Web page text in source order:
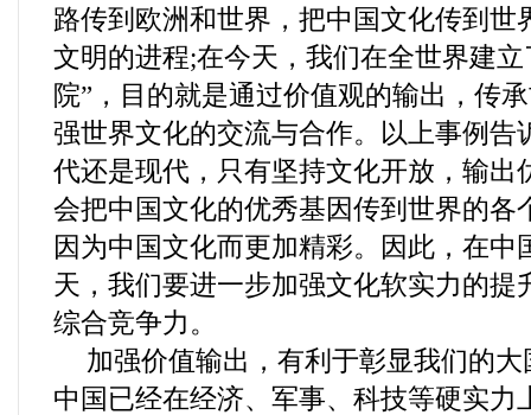
路传到欧洲和世界，把中国文化传到世
文明的进程;在今天，我们在全世界建立
院”，目的就是通过价值观的输出，传
强世界文化的交流与合作。以上事例告
代还是现代，只有坚持文化开放，输出
会把中国文化的优秀基因传到世界的各
因为中国文化而更加精彩。因此，在中
天，我们要进一步加强文化软实力的提
综合竞争力。
加强价值输出，有利于彰显我们的
中国已经在经济、军事、科技等硬实力